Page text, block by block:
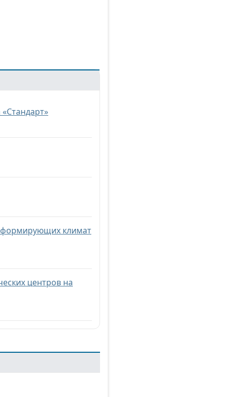
формирующих климат
центров на